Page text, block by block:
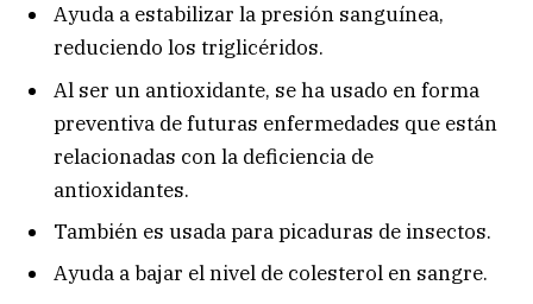
Ayuda a estabilizar la presión sanguínea,
reduciendo los triglicéridos.
Al ser un antioxidante, se ha usado en forma
preventiva de futuras enfermedades que están
relacionadas con la deficiencia de
antioxidantes.
También es usada para picaduras de insectos.
Ayuda a bajar el nivel de colesterol en sangre.